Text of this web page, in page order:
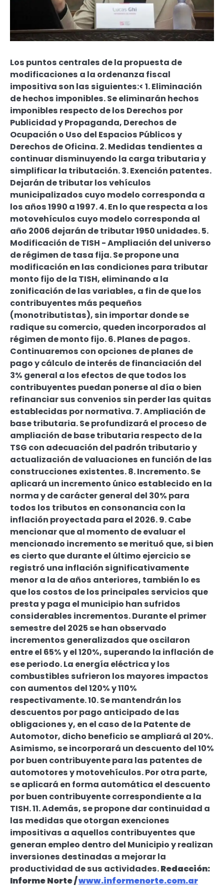
Los puntos centrales de la propuesta de
modificaciones a la ordenanza fiscal
impositiva son las siguientes:< 1. Eliminación
de hechos imponibles. Se eliminarán hechos
imponibles respecto de los Derechos por
Publicidad y Propaganda, Derechos de
Ocupación o Uso del Espacios Públicos y
Derechos de Oficina. 2. Medidas tendientes a
continuar disminuyendo la carga tributaria y
simplificar la tributación. 3. Exención patentes.
Dejarán de tributar los vehículos
municipalizados cuyo modelo corresponda a
los años 1990 a 1997. 4. En lo que respecta a los
motovehículos cuyo modelo corresponda al
año 2006 dejarán de tributar 1950 unidades. 5.
Modificación de TISH - Ampliación del universo
de régimen de tasa fija. Se propone una
modificación en las condiciones para tributar
monto fijo de la TISH, eliminando a la
zonificación de las variables, a fin de que los
contribuyentes más pequeños
(monotributistas), sin importar donde se
radique su comercio, queden incorporados al
régimen de monto fijo. 6. Planes de pagos.
Continuaremos con opciones de planes de
pago y cálculo de interés de financiación del
3% general a los efectos de que todos los
contribuyentes puedan ponerse al día o bien
refinanciar sus convenios sin perder las quitas
establecidas por normativa. 7. Ampliación de
base tributaria. Se profundizará el proceso de
ampliación de base tributaria respecto de la
TSG con adecuación del padrón tributario y
actualización de valuaciones en función de las
construcciones existentes. 8. Incremento. Se
aplicará un incremento único establecido en la
norma y de carácter general del 30% para
todos los tributos en consonancia con la
inflación proyectada para el 2026. 9. Cabe
mencionar que al momento de evaluar el
mencionado incremento se merituó que, si bien
es cierto que durante el último ejercicio se
registró una inflación significativamente
menor a la de años anteriores, también lo es
que los costos de los principales servicios que
presta y paga el municipio han sufridos
considerables incrementos. Durante el primer
semestre del 2025 se han observado
incrementos generalizados que oscilaron
entre el 65% y el 120%, superando la inflación de
ese periodo. La energía eléctrica y los
combustibles sufrieron los mayores impactos
con aumentos del 120% y 110%
respectivamente. 10. Se mantendrán los
descuentos por pago anticipado de las
obligaciones y, en el caso de la Patente de
Automotor, dicho beneficio se ampliará al 20%.
Asimismo, se incorporará un descuento del 10%
por buen contribuyente para las patentes de
automotores y motovehículos. Por otra parte,
se aplicará en forma automática el descuento
por buen contribuyente correspondiente a la
TISH. 11. Además, se propone dar continuidad a
las medidas que otorgan exenciones
impositivas a aquellos contribuyentes que
generan empleo dentro del Municipio y realizan
inversiones destinadas a mejorar la
productividad de sus actividades.Redacción:
Informe Norte /www.informenorte.com.ar